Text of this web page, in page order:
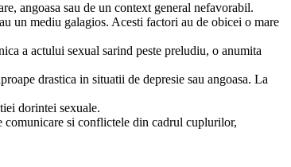
angoasa sau de un context general nefavorabil.
un mediu galagios. Acesti factori au de obicei o mare
a actului sexual sarind peste preludiu, o anumita
drastica in situatii de depresie sau angoasa. La
dorintei sexuale.
comunicare si conflictele din cadrul cuplurilor,